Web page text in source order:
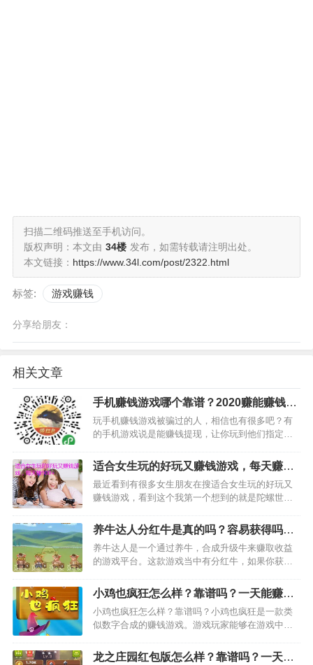
扫描二维码推送至手机访问。
版权声明：本文由 34楼 发布，如需转载请注明出处。
本文链接： https://www.34l.com/post/2322.html
标签: 游戏赚钱
分享给朋友：
相关文章
手机赚钱游戏哪个靠谱？2020赚能赚钱并
且秒提现的游戏推荐
玩手机赚钱游戏被骗过的人，相信也有很多吧？有
的手机游戏说是能赚钱提现，让你玩到他们指定的
要求，当要提现的时候就跑路了。这种现在也不在
少数，因此，大家在找手机赚钱游戏的时候，都想
找靠谱的玩。那么，哪…
适合女生玩的好玩又赚钱游戏，每天赚
900+
最近看到有很多女生朋友在搜适合女生玩的好玩又
赚钱游戏，看到这个我第一个想到的就是陀螺世
友玩。现在有大佬玩这款游戏一天赚900+，相信很
多女生朋友看到会很心动的，那就赶紧下载玩起来
吧。…
养牛达人分红牛是真的吗？容易获得吗？
不如陀螺世界
养牛达人是一个通过养牛，合成升级牛来赚取收益
的游戏平台。这款游戏当中有分红牛，如果你获得
分红牛不是那么容易得的，也可以说是得不到。个
人觉得不如陀螺世界好，不过下面还是要跟大家说
说这款游戏玩法。…
小鸡也疯狂怎么样？靠谱吗？一天能赚多
少钱？
小鸡也疯狂怎么样？靠谱吗？小鸡也疯狂是一款类
似数字合成的赚钱游戏。游戏玩家能够在游戏中根
着还是十分的简易的，并且里边也有一些换取商品
龙之庄园红包版怎么样？靠谱吗？一天能